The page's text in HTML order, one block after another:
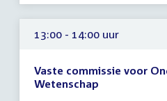
uur
13:00 - 14:00 uur
Vaste commissie voor
Wetenschap